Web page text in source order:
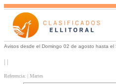
Avisos desde el Domingo 02 de agosto hasta
| |
Referencia: | Martes